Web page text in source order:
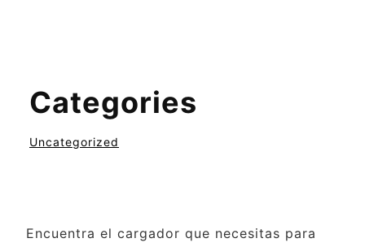
Categories
Uncategorized
Encuentra el cargador que necesitas para